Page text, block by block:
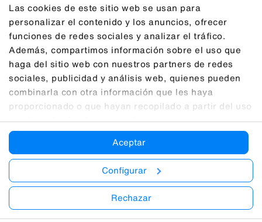
Las cookies de este sitio web se usan para
personalizar el contenido y los anuncios, ofrecer
funciones de redes sociales y analizar el tráfico.
Además, compartimos información sobre el uso que
haga del sitio web con nuestros partners de redes
sociales, publicidad y análisis web, quienes pueden
combinarla con otra información que les haya
proporcionado o que hayan recopilado a partir del uso
que haya hecho de sus servicios.
Aceptar
Configurar
Rechazar